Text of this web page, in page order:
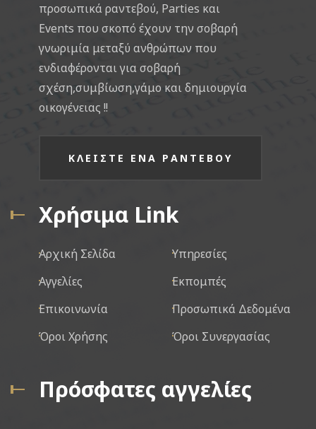
προσωπικά ραντεβού, Parties και
Events που σκοπό έχουν την σοβαρή
γνωριμία μεταξύ ανθρώπων που
ενδιαφέρονται για σοβαρή
σχέση,συμβίωση,γάμο και δημιουργία
οικογένειας !!
ΚΛΕΙΣΤΕ ΕΝΑ ΡΑΝΤΕΒΟΥ
Χρήσιμα Link
Αρχική Σελίδα
Υπηρεσίες
Αγγελίες
Εκπομπές
Επικοινωνία
Προσωπικά Δεδομένα
Όροι Χρήσης
Όροι Συνεργασίας
Πρόσφατες αγγελίες